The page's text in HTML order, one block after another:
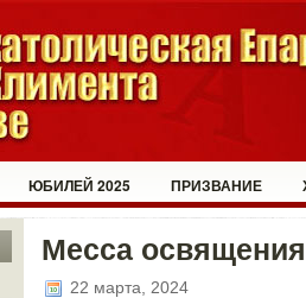
ЮБИЛЕЙ 2025 ПРИЗВАНИЕ
Месса
22 марта, 2024